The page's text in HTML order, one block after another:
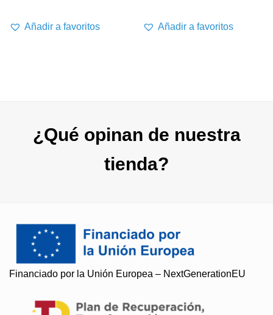
Añadir a favoritos Añadir a favoritos
¿Qué opinan de nuestra
tienda?
Financiado por la Unión Europea – NextGenerationEU
Soy Paqui, ¿Te ayudo?